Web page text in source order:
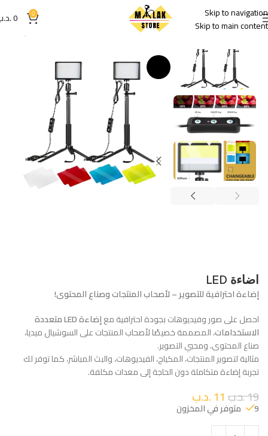
Skip to navigation
Skip to main content
0
0
اضاءة LED
إضاءة احترافية للتصوير – لأصحاب المنتجات وصناع المحتوى!
احصل على صور وفيديوهات بجودة احترافية مع
إضاءة LED متعددة
الاستخدامات، المصممة خصيصًا لأصحاب المنتجات على السوشيال ميديا،
صناع المحتوى، ومحبي التصوير.
مثالية لتصوير المنتجات، المكياج، الفيديوهات، والبث المباشر، كما توفر لك
تجربة إضاءة متكاملة دون الحاجة إلى معدات مكلفة.
19.د.ب 11.د.ب
9 متوفر في المخزون